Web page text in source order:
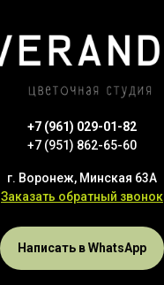
+7 (961) 029-01-82
+7 (951) 862-65-60
г. Воронеж, Минская 63А
Заказать обратный звонок
Написать в WhatsApp